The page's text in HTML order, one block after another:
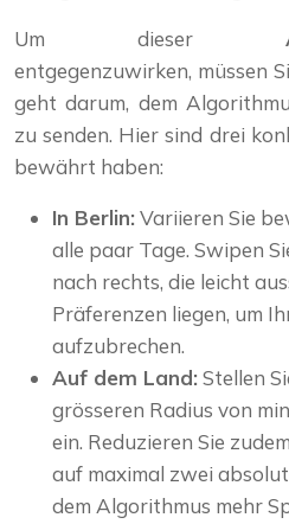
Um dieser
entgegenzuwirken, müssen
geht darum, dem
zu senden. Hier sind drei
bewährt haben:
In Berlin: Variieren Sie
alle paar Tage. Swipen
nach rechts, die leicht
Präferenzen liegen, um
aufzubrechen.
Auf dem Land: Stellen
grösseren Radius von
ein. Reduzieren Sie
auf maximal zwei
dem Algorithmus mehr